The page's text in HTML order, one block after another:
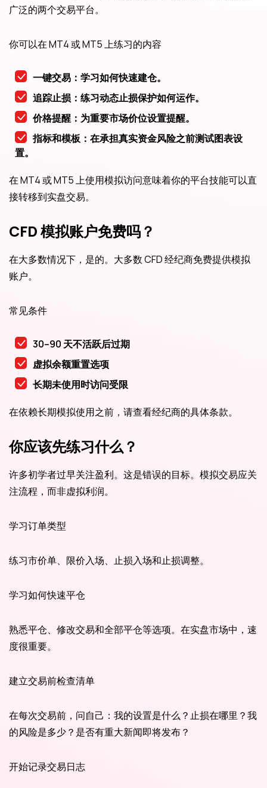
广泛的两个交易平台。
你可以在 MT4 或 MT5 上练习的内容
一键交易：学习如何快速建仓。
追踪止损：练习动态止损保护如何运作。
价格提醒：为重要市场价位设置提醒。
指标和模板：在承担真实资金风险之前测试图表设
置。
在 MT4 或 MT5 上使用模拟访问意味着你的平台技能可以直
接转移到实盘交易。
CFD 模拟账户免费吗？
在大多数情况下，是的。大多数 CFD 经纪商免费提供模拟
账户。
常见条件
30–90 天不活跃后过期
虚拟余额重置选项
长期未使用时访问受限
在依赖长期模拟使用之前，请查看经纪商的具体条款。
你应该先练习什么？
许多初学者过早关注盈利。这是错误的目标。模拟交易应关
注流程，而非虚拟利润。
学习订单类型
练习市价单、限价入场、止损入场和止损调整。
学习如何快速平仓
熟悉平仓、修改交易和全部平仓等选项。在实盘市场中，速
度很重要。
建立交易前检查清单
在每次交易前，问自己：我的设置是什么？止损在哪里？我
的风险是多少？是否有重大新闻即将发布？
开始记录交易日志